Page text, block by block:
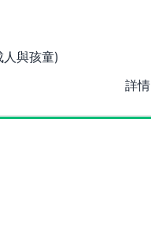
與孩童)
詳情